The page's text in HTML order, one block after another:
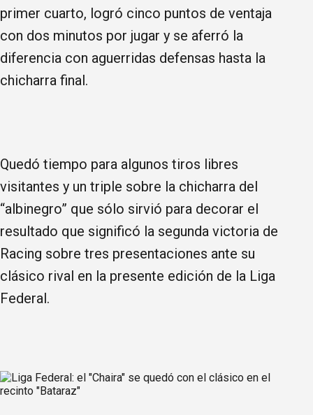
primer cuarto, logró cinco puntos de ventaja
con dos minutos por jugar y se aferró la
diferencia con aguerridas defensas hasta la
chicharra final.
Quedó tiempo para algunos tiros libres
visitantes y un triple sobre la chicharra del
“albinegro” que sólo sirvió para decorar el
resultado que significó la segunda victoria de
Racing sobre tres presentaciones ante su
clásico rival en la presente edición de la Liga
Federal.